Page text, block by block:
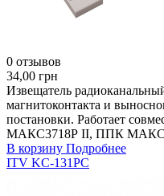
0 отзывов
34,00 грн
Извещатель
магнитоконтакта и
постановки. Работает
МАКС3718Р II, ППК
В корзину Подробнее
ITV KC-131РС